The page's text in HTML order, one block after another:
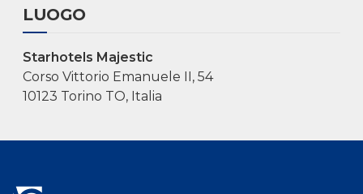
LUOGO
Starhotels Majestic
Corso Vittorio Emanuele II, 54
10123 Torino TO, Italia